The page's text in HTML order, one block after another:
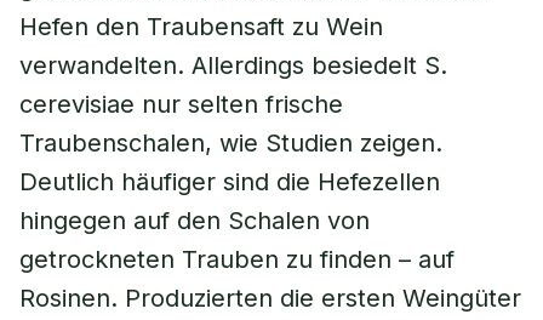
Hefen den Traubensaft zu Wein
verwandelten. Allerdings besiedelt S.
cerevisiae nur selten frische
Traubenschalen, wie Studien zeigen.
Deutlich häufiger sind die Hefezellen
hingegen auf den Schalen von
getrockneten Trauben zu finden – auf
Rosinen. Produzierten die ersten Weingüter